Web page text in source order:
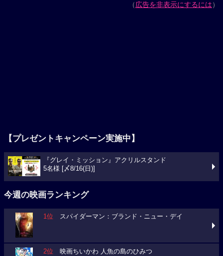
（広告を非表示にするには）
【プレゼントキャンペーン実施中】
『グレイ・ミッション』アクリルスタンド
5名様 [〆8/16(日)]
今週の映画ランキング
1位 スパイダーマン：ブランド・ニュー・デイ
2位 映画ちいかわ 人魚の島のひみつ